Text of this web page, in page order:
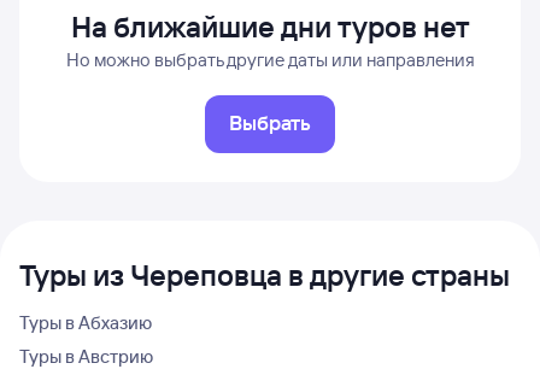
На ближайшие дни туров нет
Но можно выбрать другие даты или направления
Выбрать
Туры из Череповца в другие страны
Туры в Абхазию
Туры в Австрию